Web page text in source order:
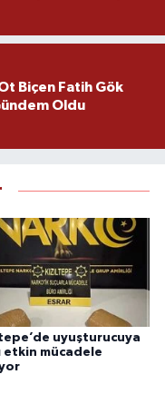
Biçen Fatih Gök
Oldu
uyuşturucuya
etkin mücadele